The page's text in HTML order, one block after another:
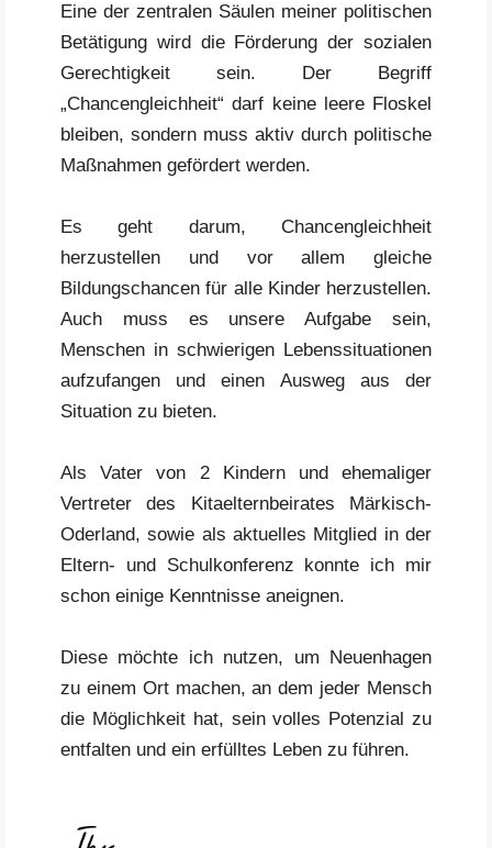
Eine der zentralen Säulen meiner politischen
Betätigung wird die Förderung der sozialen
Gerechtigkeit sein. Der Begriff
„Chancengleichheit“ darf keine leere Floskel
bleiben, sondern muss aktiv durch politische
Maßnahmen gefördert werden.
Es geht darum, Chancengleichheit
herzustellen und vor allem gleiche
Bildungschancen für alle Kinder herzustellen.
Auch muss es unsere Aufgabe sein,
Menschen in schwierigen Lebenssituationen
aufzufangen und einen Ausweg aus der
Situation zu bieten.
Als Vater von 2 Kindern und ehemaliger
Vertreter des Kitaelternbeirates Märkisch-
Oderland, sowie als aktuelles Mitglied in der
Eltern- und Schulkonferenz konnte ich mir
schon einige Kenntnisse aneignen.
Diese möchte ich nutzen, um Neuenhagen
zu einem Ort machen, an dem jeder Mensch
die Möglichkeit hat, sein volles Potenzial zu
entfalten und ein erfülltes Leben zu führen.